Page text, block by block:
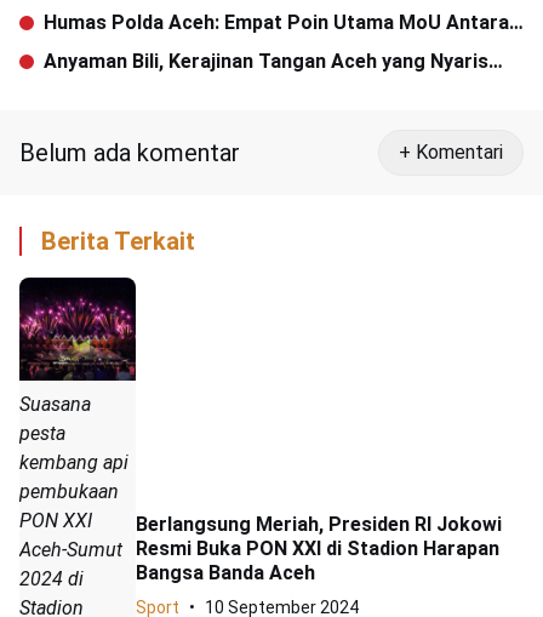
Humas Polda Aceh: Empat Poin Utama MoU Antara
Polri dengan Dewan Pers
Anyaman Bili, Kerajinan Tangan Aceh yang Nyaris
Belum ada komentar + Komentari
Berita Terkait
Suasana
pesta
kembang api
pembukaan
PON XXI
Aceh-Sumut
2024 di
Stadion
Berlangsung Meriah, Presiden RI Jokowi
Resmi Buka PON XXI di Stadion Harapan
Bangsa Banda Aceh
Sport 10 September 2024